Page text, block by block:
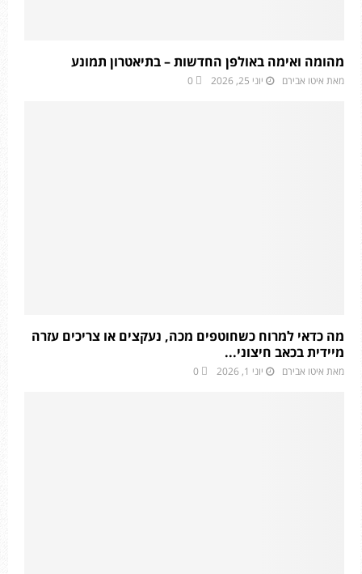
מהומה ואימה באולפן החדשות – בתיאטרון תמונע
מאת איטו אבירם יוני 25, 2026 0
מה כדאי למרוח כשחוטפים מכה, נעקצים או צריכים עזרה
מיידית בכאב חיצוני...
מאת איטו אבירם יוני 1, 2026 0